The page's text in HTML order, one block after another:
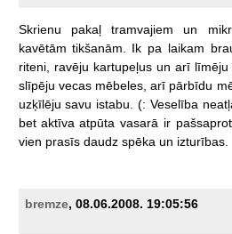
Skrienu pakaļ tramvajiem un
kavētām tikšanām. Ik pa laikam
riteni,
ravēju kartupeļus un arī līmēju
slīpēju vecas mēbeles, arī pārbīdu
uzķīlēju savu istabu. (: Veselība
bet aktīva atpūta vasarā ir
vien prasīs daudz spēka un izturības.
bremze, 08.06.2008. 19:05:56